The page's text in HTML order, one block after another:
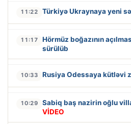
11:22 Türkiyə Ukraynaya yeni
11:17
Hörmüz boğazının
sürülüb
10:33 Rusiya Odessaya kütləvi
10:29 Sabiq baş nazirin oğlu
VİDEO